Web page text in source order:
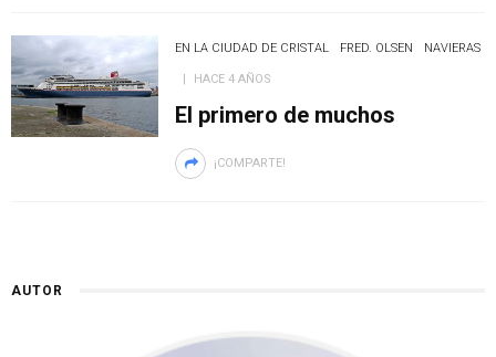
EN LA CIUDAD DE CRISTAL FRED. OLSEN NAVIERAS
HACE 4 AÑOS
El primero de muchos
¡COMPARTE!
AUTOR